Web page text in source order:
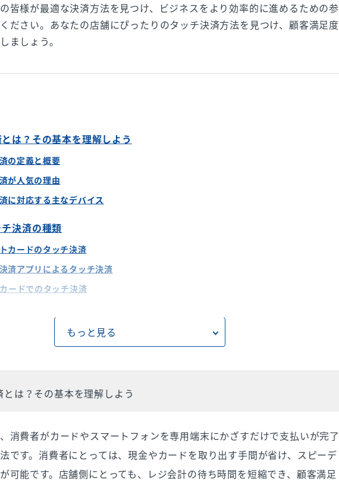
皆様が最適な決済方法を見つけ、ビジネスをより効率的に進めるための参
ださい。あなたの店舗にぴったりのタッチ決済方法を見つけ、顧客満足度
ましょう。
は？その基本を理解しよう
の定義と概要
が人気の理由
に対応する主なデバイス
決済の種類
カードのタッチ決済
済アプリによるタッチ決済
ードでのタッチ決済
利点と課題
時間の短縮と操作の簡略化
もっと見る
とは？その基本を理解しよう
消費者がカードやスマートフォンを専用端末にかざすだけで支払いが完了
です。消費者にとっては、現金やカードを取り出す手間が省け、スピーデ
可能です。店舗側にとっても、レジ会計の待ち時間を短縮でき、顧客満足